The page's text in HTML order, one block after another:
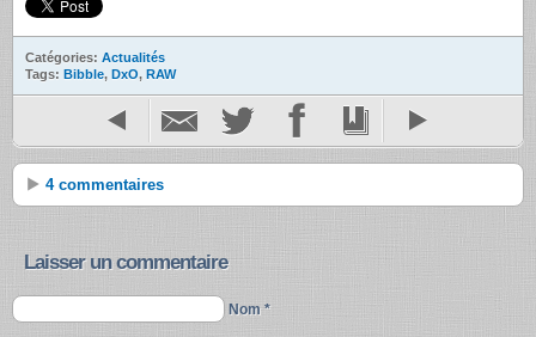
Catégories: Actualités
Tags: Bibble, DxO, RAW
4 commentaires
Laisser un commentaire
Nom *